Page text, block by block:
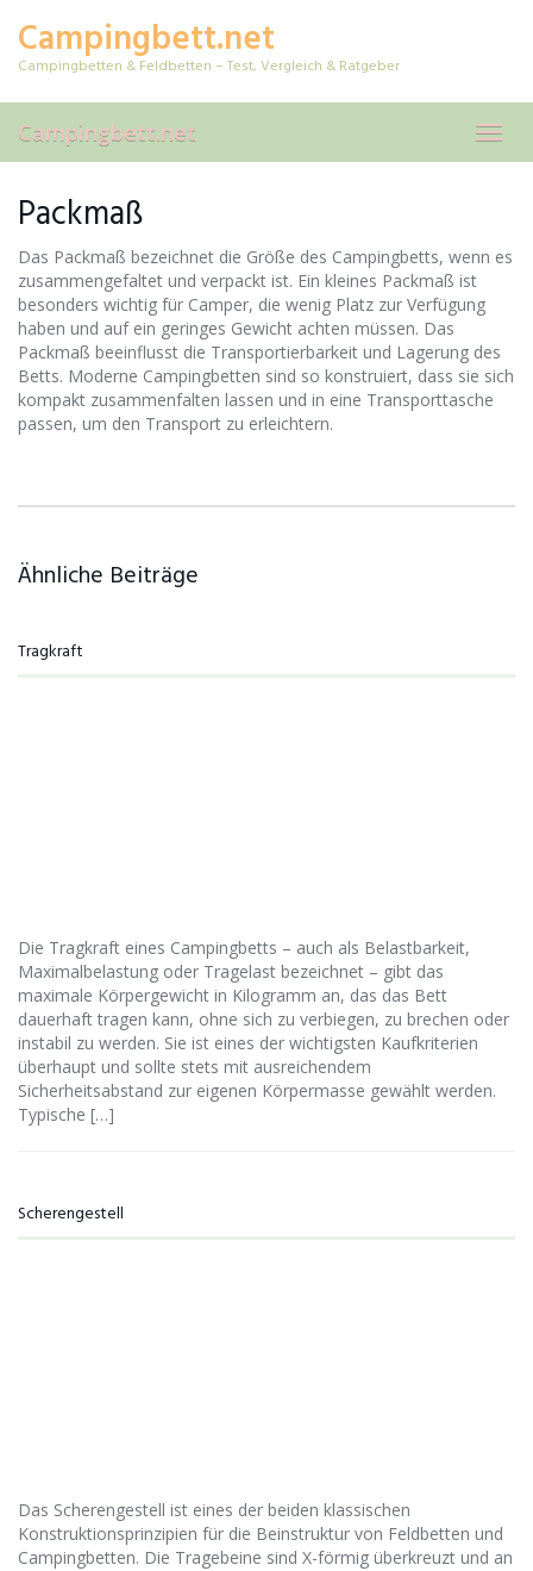
mainCampingbett.net
Campingbetten & Feldbetten – Test, Vergleich & Ratgeber
Campingbett.net
Packmaß
Das Packmaß bezeichnet die Größe des Campingbetts, wenn es
zusammengefaltet und verpackt ist. Ein kleines Packmaß ist
besonders wichtig für Camper, die wenig Platz zur Verfügung
haben und auf ein geringes Gewicht achten müssen. Das
Packmaß beeinflusst die Transportierbarkeit und Lagerung des
Betts. Moderne Campingbetten sind so konstruiert, dass sie sich
kompakt zusammenfalten lassen und in eine Transporttasche
passen, um den Transport zu erleichtern.
Ähnliche Beiträge
Tragkraft
Die Tragkraft eines Campingbetts – auch als Belastbarkeit,
Maximalbelastung oder Tragelast bezeichnet – gibt das
maximale Körpergewicht in Kilogramm an, das das Bett
dauerhaft tragen kann, ohne sich zu verbiegen, zu brechen oder
instabil zu werden. Sie ist eines der wichtigsten Kaufkriterien
überhaupt und sollte stets mit ausreichendem
Sicherheitsabstand zur eigenen Körpermasse gewählt werden.
Typische […]
Scherengestell
Das Scherengestell ist eines der beiden klassischen
Konstruktionsprinzipien für die Beinstruktur von Feldbetten und
Campingbetten. Die Tragebeine sind X-förmig überkreuzt und an